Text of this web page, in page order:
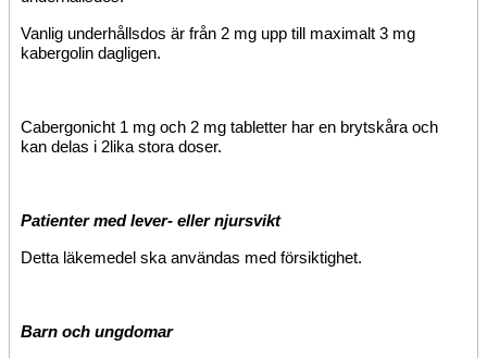
Vanlig underhållsdos är från 2 mg upp till maximalt 3 mg
kabergolin dagligen.
Cabergonicht 1 mg och 2 mg tabletter har en brytskåra och
kan delas i 2 lika stora doser.
Patienter med lever- eller njursvikt
Detta läkemedel ska användas med försiktighet.
Barn och ungdomar